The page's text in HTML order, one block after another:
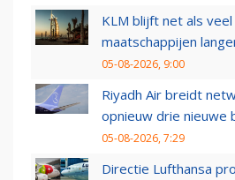
KLM blijft net als
maatschappijen
05-08-2026, 9:00
Riyadh Air breidt
opnieuw drie nieuwe
05-08-2026, 7:29
Directie Lufthansa